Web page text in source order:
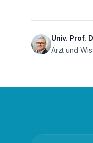
Univ. Prof.
Arzt und